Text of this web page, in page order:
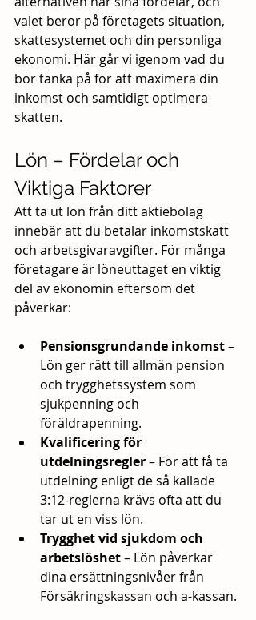
valet beror på företagets situation,
skattesystemet och din personliga
ekonomi. Här går vi igenom vad du
bör tänka på för att maximera din
inkomst och samtidigt optimera
skatten.
Lön – Fördelar och
Viktiga Faktorer
Att ta ut lön från ditt aktiebolag
innebär att du betalar inkomstskatt
och arbetsgivaravgifter. För många
företagare är löneuttaget en viktig
del av ekonomin eftersom det
påverkar:
Pensionsgrundande inkomst –
Lön ger rätt till allmän pension
och trygghetssystem som
sjukpenning och
föräldrapenning.
Kvalificering för
utdelningsregler – För att få ta
utdelning enligt de så kallade
3:12-reglerna krävs ofta att du
tar ut en viss lön.
Trygghet vid sjukdom och
arbetslöshet – Lön påverkar
dina ersättningsnivåer från
Försäkringskassan och a-kassan.